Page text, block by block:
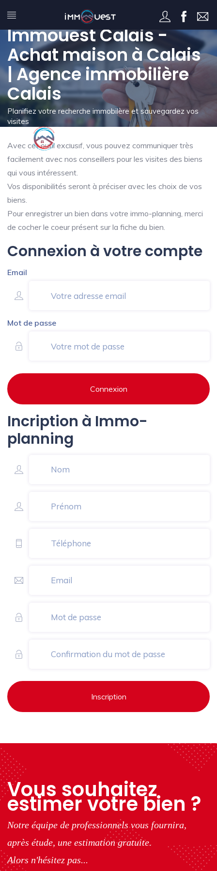
Mon immo-planning -
Immouest Calais -
Achat maison à Calais
| Agence immobilière
Calais
Planifiez votre recherche immobilère et sauvegardez vos
visites
Avec cet outil exclusif, vous pouvez communiquer très
facilement avec nos conseillers pour les visites des biens
qui vous intéressent.
Vos disponibilités seront à préciser avec les choix de vos
biens.
Pour enregistrer un bien dans votre immo-planning, merci
de cocher le coeur présent sur la fiche du bien.
Connexion à votre compte
Email
Mot de passe
Connexion
Incription à Immo-
planning
Inscription
Vous souhaitez
estimer votre bien ?
Notre équipe de professionnels vous fournira,
après étude, une estimation gratuite.
Alors n'hésitez pas...